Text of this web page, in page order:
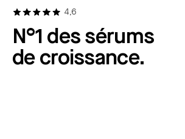
4,6
N°1 des sérums
de croissance.